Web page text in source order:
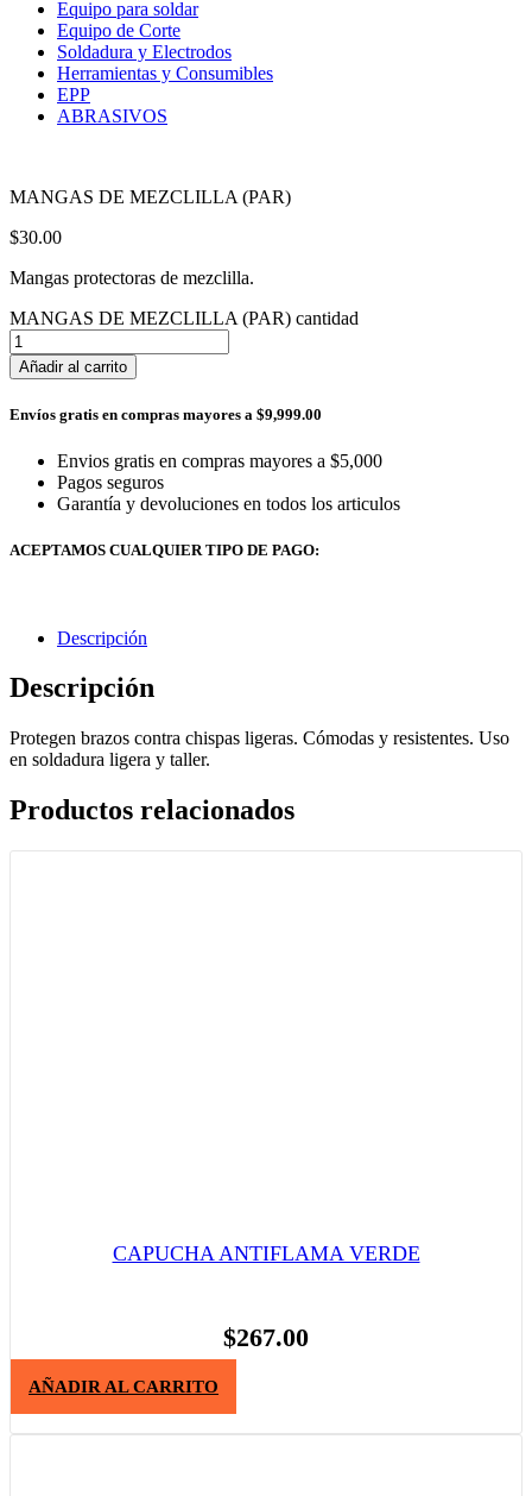
Equipo para soldar
Equipo de Corte
Soldadura y Electrodos
Herramientas y Consumibles
EPP
ABRASIVOS
MANGAS DE MEZCLILLA (PAR)
$30.00
Mangas protectoras de mezclilla.
MANGAS DE MEZCLILLA (PAR) cantidad
Añadir al carrito
Envíos gratis en compras mayores a $9,999.00
Envios gratis en compras mayores a $5,000
Pagos seguros
Garantía y devoluciones en todos los articulos
ACEPTAMOS CUALQUIER TIPO DE PAGO:
Descripción
Descripción
Protegen brazos contra chispas ligeras. Cómodas y resistentes. Uso
en soldadura ligera y taller.
Productos relacionados
CAPUCHA ANTIFLAMA VERDE
$267.00
AÑADIR AL CARRITO